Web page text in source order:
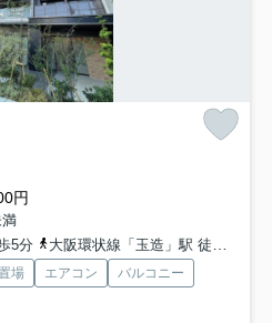
円
5分
大阪環状線「玉造」駅 徒歩6分
場 エアコン
バルコニー